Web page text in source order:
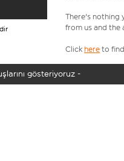
There's nothing
from us and the
Click here to
gösteriyoruz -